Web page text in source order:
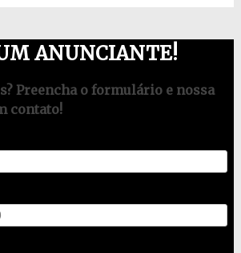
ANUNCIANTE!
Preencha o formulário e nossa
contato!